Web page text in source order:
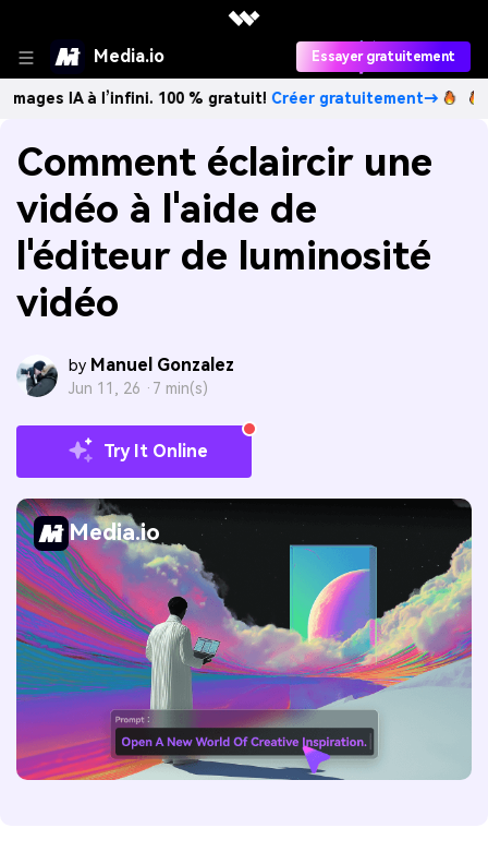
Media.io Essayer gratuitement
à l’infini. 100 % gratuit!Créer gratuitement→ Créez
Comment éclaircir une
vidéo à l'aide de
l'éditeur de luminosité
vidéo
by Manuel Gonzalez
Jun 11, 26 · 7 min(s)
Try It Online
Media.io